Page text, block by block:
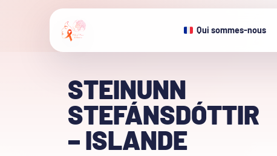
Qui sommes-nous
STEINUNN
STEFÁNSDÓTTIR
– ISLANDE